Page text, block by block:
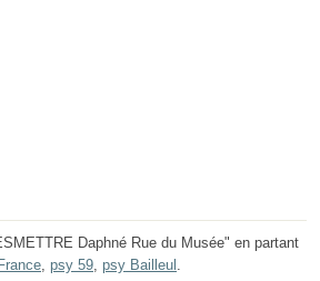
Daphné Rue du Musée" en partant
psy 59 psy Bailleul